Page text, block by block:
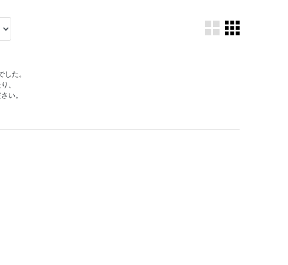
した。
、
い。